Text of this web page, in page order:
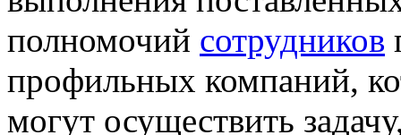
полномочий сотрудников
профильных компаний,
могут осуществить